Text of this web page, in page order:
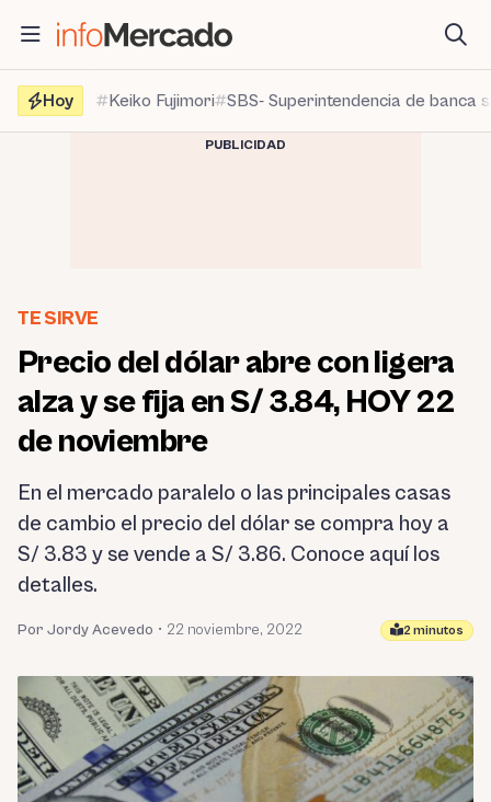
contenido
Hoy
Keiko Fujimori SBS- Superintendencia de banca
PUBLICIDAD
TE SIRVE
Precio del dólar abre con ligera
alza y se fija en S/ 3.84, HOY 22
de noviembre
En el mercado paralelo o las principales casas
de cambio el precio del dólar se compra hoy a
S/ 3.83 y se vende a S/ 3.86. Conoce aquí los
detalles.
Por Jordy Acevedo • 22 noviembre, 2022 2 minutos